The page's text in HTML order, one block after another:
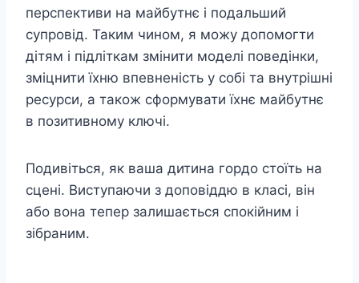
перспективи на майбутнє і подальший
супровід. Таким чином, я можу допомогти
дітям і підліткам змінити моделі поведінки,
зміцнити їхню впевненість у собі та внутрішні
ресурси, а також сформувати їхнє майбутнє
в позитивному ключі.
Подивіться, як ваша дитина гордо стоїть на
сцені. Виступаючи з доповіддю в класі, він
або вона тепер залишається спокійним і
зібраним.